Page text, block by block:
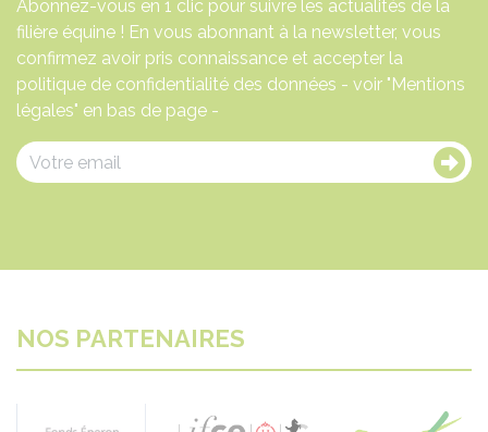
Abonnez-vous en 1 clic pour suivre les actualités de la
filière équine ! En vous abonnant à la newsletter, vous
confirmez avoir pris connaissance et accepter la
politique de confidentialité des données - voir "Mentions
légales" en bas de page -
NOS PARTENAIRES